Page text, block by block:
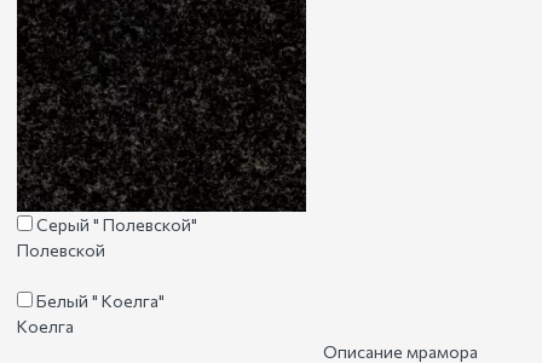
Серый " Полевской"
Полевской
Белый " Коелга"
Коелга
Описание мрамора